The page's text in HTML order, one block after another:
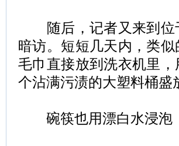
随后，记者又来到位
暗访。短短几天内，类
毛巾直接放到洗衣机里
个沾满污渍的大塑料桶盛
碗筷也用漂白水浸泡